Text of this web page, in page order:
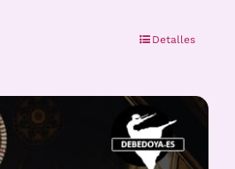
Detalles